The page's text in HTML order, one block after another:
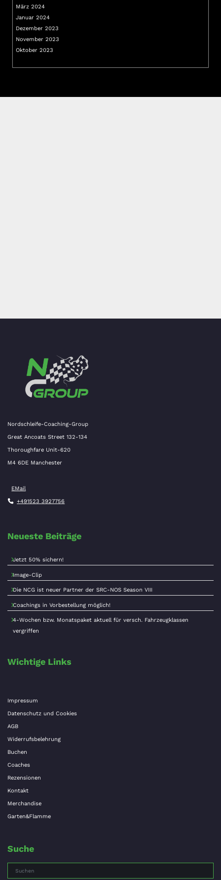
März 2024
Januar 2024
Dezember 2023
November 2023
Oktober 2023
Nordschleife-Coaching-Group
Great Ancoats Street 132-134
Thoroughfare Unit-620
M4 6DE Manchester
EMail
+491523 3927756
Neueste Beiträge
Jetzt 50% sichern!
Image-Clip
Die NCG ist neuer Partner der SRC-NOS Season VIII
Coachings in Vorbestellung möglich!
4-Wochen bzw. Monatspaket aktuell für versch. Fahrzeugklassen
vergriffen
Wichtige Links
Impressum
Datenschutz und Cookies
AGB
Widerrufsbelehrung
Buchen
Coaches
Rezensionen
Kontakt
Merchandise
Garten&Flamme
Suche